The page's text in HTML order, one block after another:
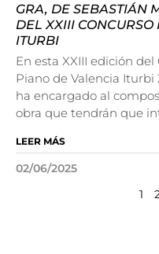
GRA, DE SEBASTIÁN
DEL XXIII
ITURBI
En esta XXIII edición
Piano de Valencia Iturbi
ha encargado al
obra que tendrán que
LEER MÁS
02/06/2025
1